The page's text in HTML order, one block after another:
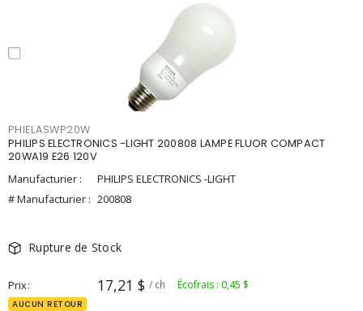
PHIELASWP20W
PHILIPS ELECTRONICS -LIGHT 200808 LAMPE FLUOR COMPACT
20WA19 E26 120V
Manufacturier :
PHILIPS ELECTRONICS -LIGHT
# Manufacturier : 200808
Rupture de Stock
Prix 17,21 $ / ch Écofrais : 0,45 $
AUCUN RETOUR